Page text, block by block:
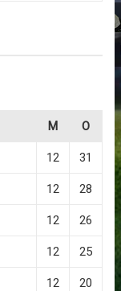
М О
12 31
12 28
12 26
12 25
12 20